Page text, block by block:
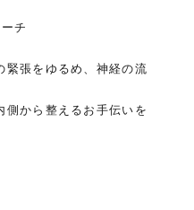
チ
緊張をゆるめ、神経の流
側から整えるお手伝いを